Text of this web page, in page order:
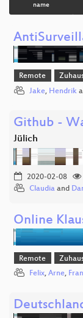
name
Remote
Jake, Hendrik
Github -
Jülich
2020-02-08
Claudia and
Online
Remote
Felix, Arne,